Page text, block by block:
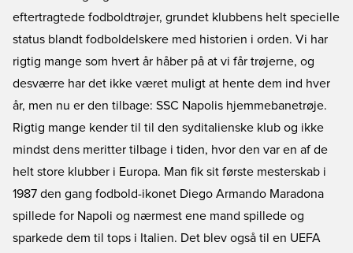
eftertragtede fodboldtrøjer, grundet klubbens helt specielle
status blandt fodboldelskere med historien i orden. Vi har
rigtig mange som hvert år håber på at vi får trøjerne, og
desværre har det ikke været muligt at hente dem ind hver
år, men nu er den tilbage: SSC Napolis hjemmebanetrøje.
Rigtig mange kender til til den syditalienske klub og ikke
mindst dens meritter tilbage i tiden, hvor den var en af de
helt store klubber i Europa. Man fik sit første mesterskab i
1987 den gang fodbold-ikonet Diego Armando Maradona
spillede for Napoli og nærmest ene mand spillede og
sparkede dem til tops i Italien. Det blev også til en UEFA